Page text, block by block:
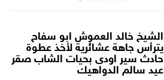
الشيخ خالد العموش ابو سفاح
يترأس جاهة عشائرية لأخذ عطوة
حادث سير اودى بحيات الشاب صقر
عيد سالم الدواهيك